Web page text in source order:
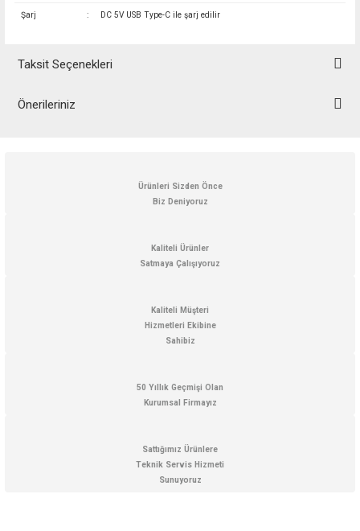
Şarj : DC 5V USB Type-C ile şarj edilir
Taksit Seçenekleri
Önerileriniz
Görüş ve önerileriniz için teşekkür ederiz.
Ürün açıklamasında eksik bilgiler bulunuyor.
Ürün bilgilerinde hatalar bulunuyor.
Bu ürüne benzer farklı alternatifler olmalı.
Ürünleri Sizden Önce
Biz Deniyoruz
Kaliteli Ürünler
Satmaya Çalışıyoruz
Kaliteli Müşteri
Hizmetleri Ekibine
Sahibiz
50 Yıllık Geçmişi Olan
Kurumsal Firmayız
Sattığımız Ürünlere
Teknik Servis Hizmeti
Sunuyoruz